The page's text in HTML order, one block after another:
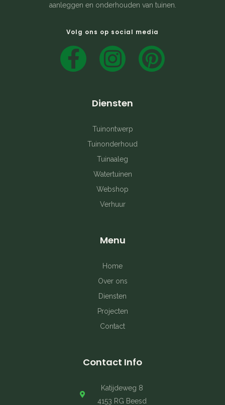
Contact Info
Katijdeweg 8
4153 RG Beesd
Menu
Home
Over ons
Diensten
Projecten
Contact
Diensten
Tuinontwerp
Tuinonderhoud
Tuinaaleg
Watertuinen
Webshop
Verhuur
aanleggen en onderhouden van tuinen.
Volg ons op social media
F
a
I
n
s
a
g
r
a
P
i